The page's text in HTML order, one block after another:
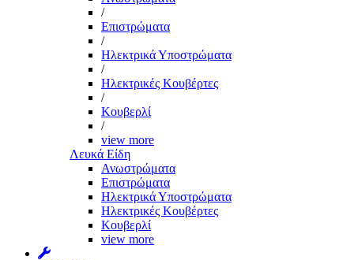
/
Επιστρώματα
/
Ηλεκτρικά Υποστρώματα
/
Ηλεκτρικές Κουβέρτες
/
Κουβερλί
/
view more
Λευκά Είδη
Ανωστρώματα
Επιστρώματα
Ηλεκτρικά Υποστρώματα
Ηλεκτρικές Κουβέρτες
Κουβερλί
view more